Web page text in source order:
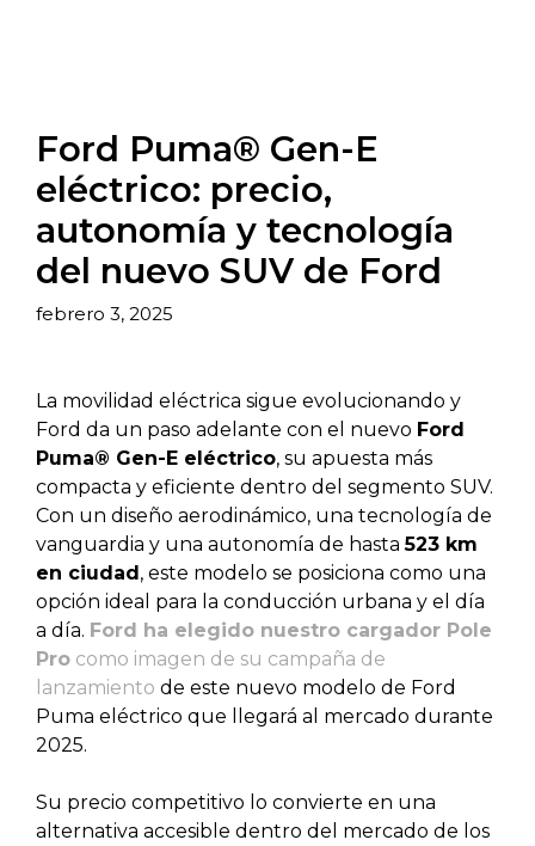
Ford Puma® Gen-E
eléctrico: precio,
autonomía y tecnología
del nuevo SUV de Ford
febrero 3, 2025
La movilidad eléctrica sigue evolucionando y
Ford da un paso adelante con el nuevo Ford
Puma® Gen-E eléctrico, su apuesta más
compacta y eficiente dentro del segmento SUV.
Con un diseño aerodinámico, una tecnología de
vanguardia y una autonomía de hasta523 km
en ciudad, este modelo se posiciona como una
opción ideal para la conducción urbana y el día
a día. Ford ha elegido nuestro cargador Pole
Pro como imagen de su campaña de
lanzamiento de este nuevo modelo de Ford
Puma eléctrico que llegará al mercado durante
2025.
Su precio competitivo lo convierte en una
alternativa accesible dentro del mercado de los